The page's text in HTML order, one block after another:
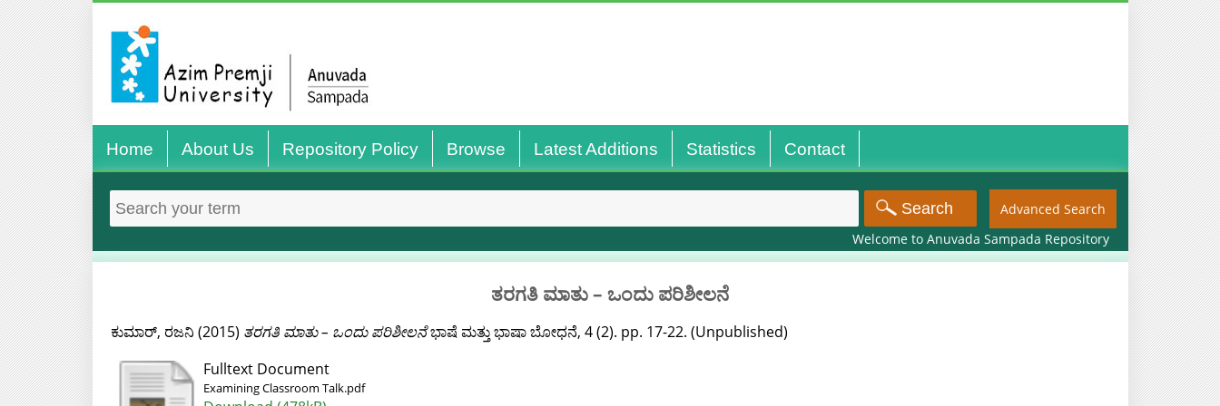
Home About Us Repository Policy Browse Latest Additions Statistics Contact
Advanced Search
Welcome to Anuvada Sampada Repository
ತರಗತಿ ಮಾತು – ಒಂದು ಪರಿಶೀಲನೆ
ಕುಮಾರ್‌, ರಜನಿ (2015) ತರಗತಿ ಮಾತು – ಒಂದು ಪರಿಶೀಲನೆಭಾಷೆ ಮತ್ತು ಭಾಷಾ ಬೋಧನೆ, 4 (2). pp. 17-22. (Unpublished)
Fulltext Document
Examining Classroom Talk.pdf